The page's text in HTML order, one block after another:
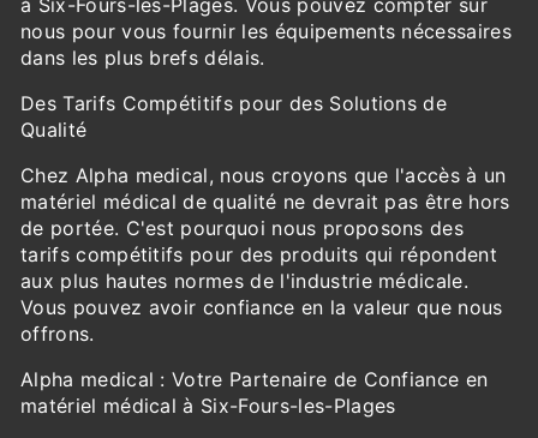
à Six-Fours-les-Plages. Vous pouvez compter sur
nous pour vous fournir les équipements nécessaires
dans les plus brefs délais.
Des Tarifs Compétitifs pour des Solutions de
Qualité
Chez Alpha medical, nous croyons que l'accès à un
matériel médical de qualité ne devrait pas être hors
de portée. C'est pourquoi nous proposons des
tarifs compétitifs pour des produits qui répondent
aux plus hautes normes de l'industrie médicale.
Vous pouvez avoir confiance en la valeur que nous
offrons.
Alpha medical : Votre Partenaire de Confiance en
matériel médical à Six-Fours-les-Plages